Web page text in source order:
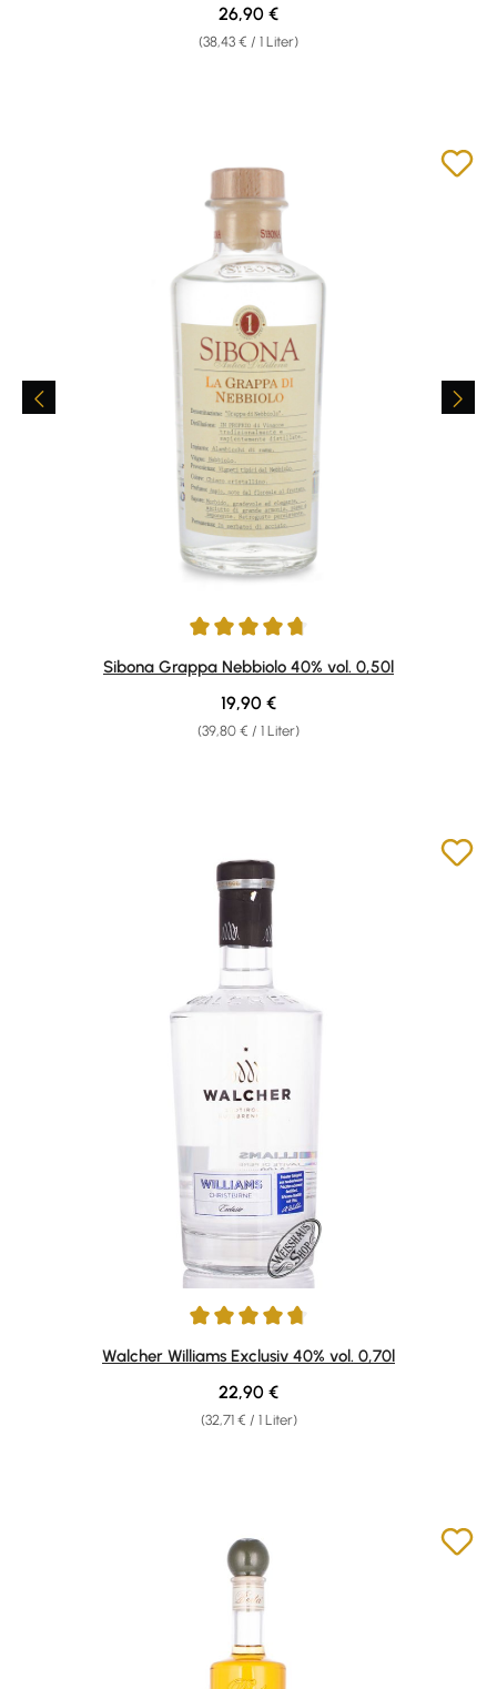
(38,43 € / 1 Liter)
Regulärer Preis:
26,90 €
Durchschnittliche Bewertung von 4.67 von 5 Sternen
Sibona Grappa Nebbiolo 40% vol. 0,50l
(39,80 € / 1 Liter)
Regulärer Preis:
19,90 €
Durchschnittliche Bewertung von 4.86 von 5 Sternen
Walcher Williams Exclusiv 40% vol. 0,70l
(32,71 € / 1 Liter)
Regulärer Preis:
22,90 €